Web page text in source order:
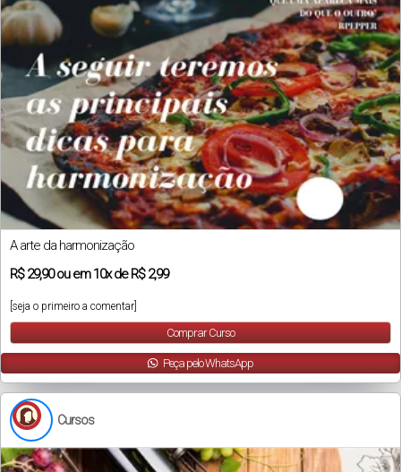
A arte da harmonização
R$29,90ou em10xdeR$ 2,99
[seja o primeiro a comentar]
Comprar Curso
Peça pelo WhatsApp
Cursos